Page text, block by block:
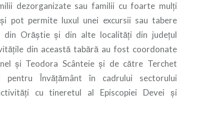
dezorganizate sau familii cu foarte mulţi
pot permite luxul unei excursii sau tabere
din Orăştie şi din alte localităţi din judeţul
din această tabără au fost coordonate
şi Teodora Scânteie şi de către Terchet
pentru Învățământ în cadrului sectorului
cu tineretul al Episcopiei Devei și